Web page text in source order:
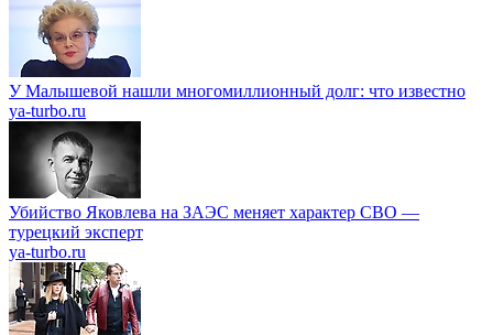
У Малышевой нашли многомиллионный долг: что известно
ya-turbo.ru
Убийство Яковлева на ЗАЭС меняет характер СВО —
турецкий эксперт
ya-turbo.ru